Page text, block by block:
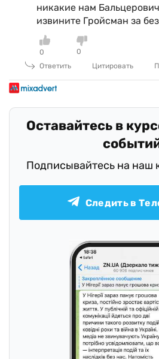
никакие нам
извините Гройсман за
0
0
Ответить
Цитировать
Оставайтесь в
Подписывайтесь на наш
Следить в